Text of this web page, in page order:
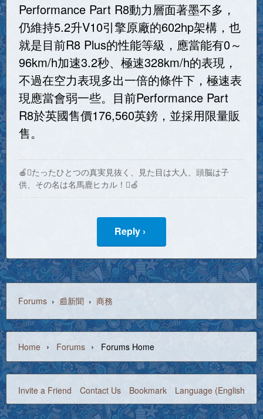
Performance Part R8動力層面著墨不多，
仍維持5.2升V10引擎原廠的602hp架構，也
就是目前R8 Plus的性能等級，應當能有0～
96km/h加速3.2秒、極速328km/h的表現，
不過在空力表現多出一倍的條件下，極速表
現應當會弱一些。目前Performance Part
R8於英國售價176,560英鎊，並採用限量販
售。
🍎たったひとつの真実見抜く、見た目は大人、頭脳は子
供、その名は名馬鹿ヒカル！🍏
Reply ›
Forums › 📰新聞 › 商務
Home › Forums › Forums Home
Invite a Friend Contact Us Bookmark Language (English)